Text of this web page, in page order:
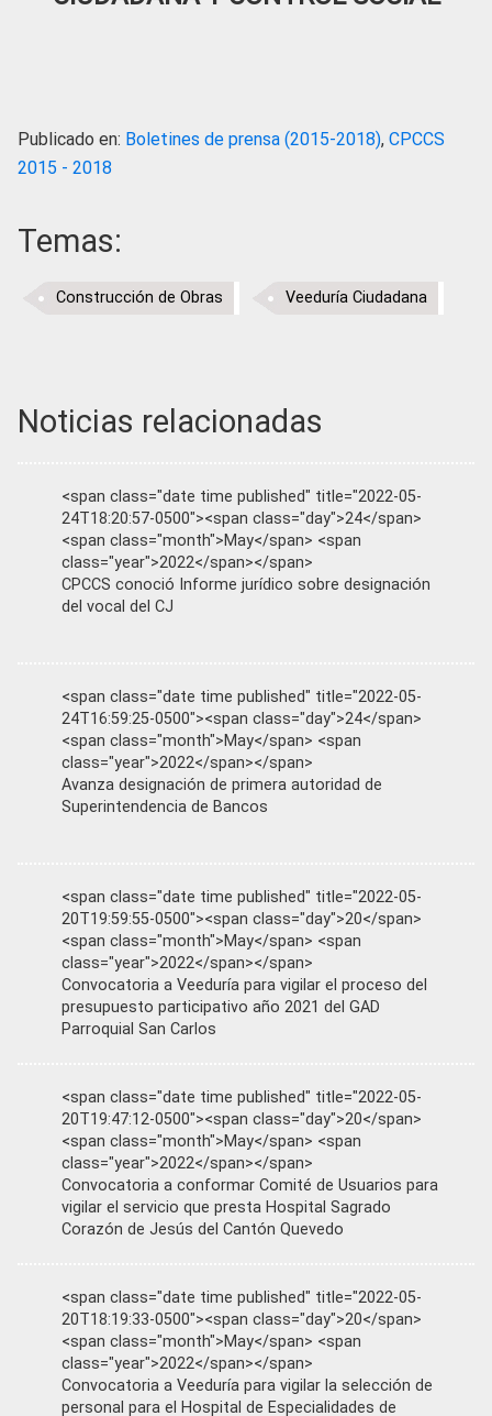
Publicado en: Boletines de prensa (2015-2018), CPCCS
2015 - 2018
Temas:
Construcción de Obras Veeduría Ciudadana
Noticias relacionadas
<span class="date time published" title="2022-05-
24T18:20:57-0500"><span class="day">24</span>
<span class="month">May</span> <span
class="year">2022</span></span>
CPCCS conoció Informe jurídico sobre designación
del vocal del CJ
<span class="date time published" title="2022-05-
24T16:59:25-0500"><span class="day">24</span>
<span class="month">May</span> <span
class="year">2022</span></span>
Avanza designación de primera autoridad de
Superintendencia de Bancos
<span class="date time published" title="2022-05-
20T19:59:55-0500"><span class="day">20</span>
<span class="month">May</span> <span
class="year">2022</span></span>
Convocatoria a Veeduría para vigilar el proceso del
presupuesto participativo año 2021 del GAD
Parroquial San Carlos
<span class="date time published" title="2022-05-
20T19:47:12-0500"><span class="day">20</span>
<span class="month">May</span> <span
class="year">2022</span></span>
Convocatoria a conformar Comité de Usuarios para
vigilar el servicio que presta Hospital Sagrado
Corazón de Jesús del Cantón Quevedo
<span class="date time published" title="2022-05-
20T18:19:33-0500"><span class="day">20</span>
<span class="month">May</span> <span
class="year">2022</span></span>
Convocatoria a Veeduría para vigilar la selección de
personal para el Hospital de Especialidades de